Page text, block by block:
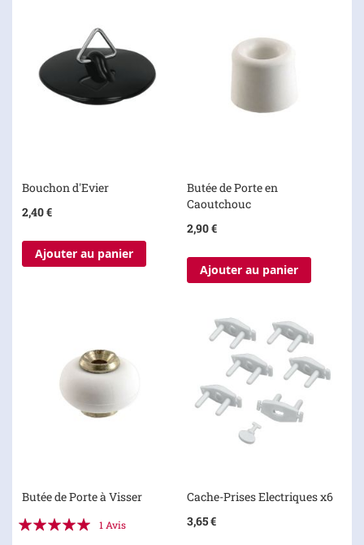
Bouchon d'Evier
2,40 €
Ajouter au panier
Butée de Porte en
Caoutchouc
2,90 €
Ajouter au panier
Butée de Porte à Visser
Évaluation:
1 Avis
Cache-Prises Electriques x6
3,65 €